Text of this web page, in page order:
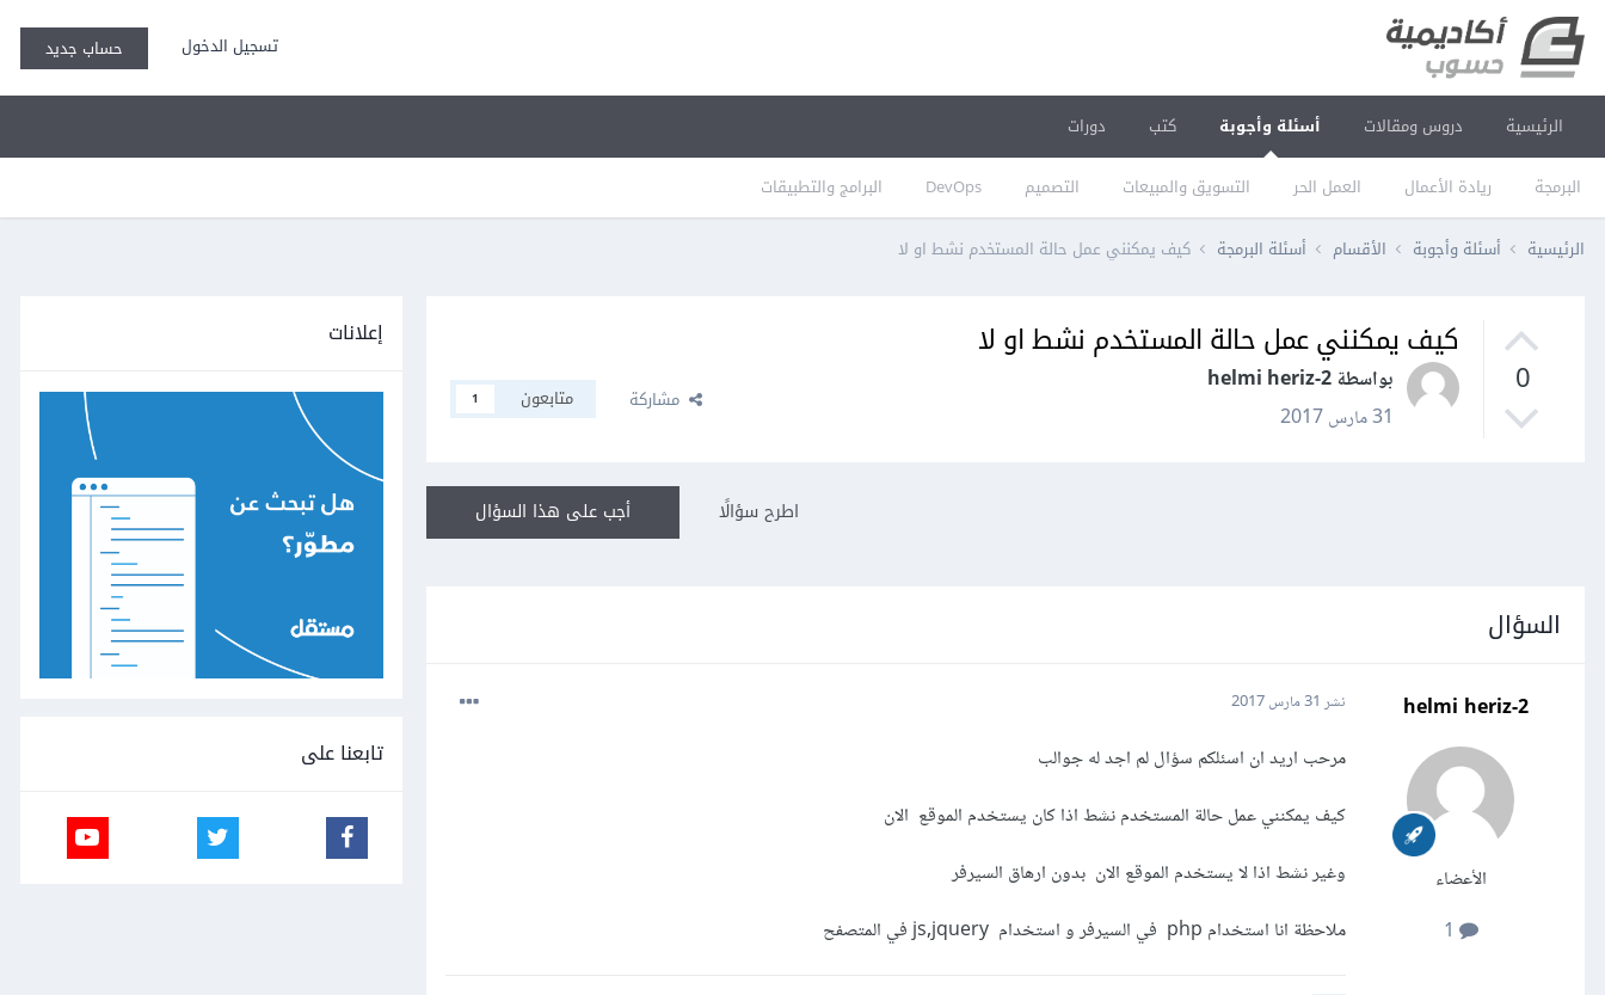
تسجيل الدخول حساب جديد
الرئيسية دروس ومقالات أسئلة وأجوبة
البرمجة ريادة الأعمال العمل الحر التسويق والمبيعات التصميم DevOps البرامج والتطبيقات
كتب دورات
الرئيسية أسئلة وأجوبة الأقسام أسئلة البرمجة كيف يمكنني عمل حالة المستخدم نشط او لا
0
كيف يمكنني عمل حالة المستخدم نشط او لا
بواسطة helmi heriz-2
31 مارس 2017
مشاركة متابعون 1
أجب على هذا السؤال اطرح سؤالًا
السؤال
helmi heriz-2
الأعضاء
نشر 31 مارس 2017
مرحب اريد ان اسئلكم سؤال لم اجد له جوالب
كيف يمكنني عمل حالة المستخدم نشط اذا كان يستخدم الموقع الان
وغير نشط اذا لا يستخدم الموقع الان بدون ارهاق السيرفر
ملاحظة انا استخدام php في السيرفر و استخدام js,jquery في المتصفح
إعلانات
تابعنا على